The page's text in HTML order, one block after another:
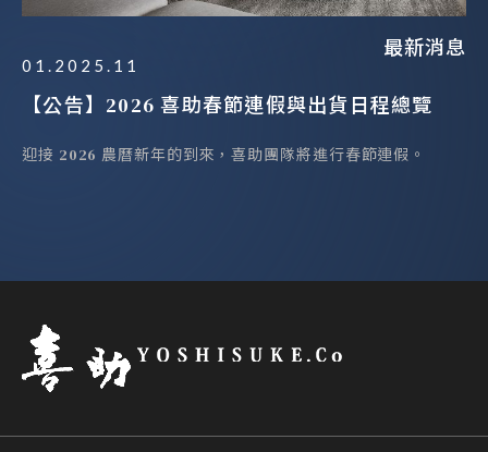
01.2025.11
最新消息
【公告】2026 喜助春節連假與出貨日程總覽
迎接 2026 農曆新年的到來，喜助團隊將進行春節連假。